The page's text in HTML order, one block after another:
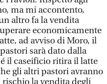
ma mi accontento,
altro fa la vendita
economicamente
ad avviso di Moro, il
sarà dato dalla
il caseificio ritira il latte
gli altri pastori avranno
la vendita degli